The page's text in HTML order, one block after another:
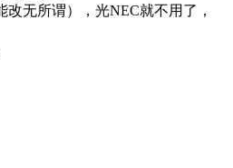
无所谓），光NEC就不用了，